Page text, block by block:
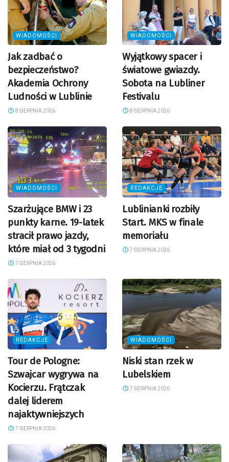
WIADOMOŚCI
Jak zadbać o
bezpieczeństwo?
Akademia Ochrony
Ludności w Lublinie
8 SIERPNIA 2026
WIADOMOŚCI
Wyjątkowy spacer i
światowe gwiazdy.
Sobota na Lubliner
Festivalu
8 SIERPNIA 2026
WIADOMOŚCI
Szarżujące BMW i 23
punkty karne. 19-latek
stracił prawo jazdy,
które miał od 3 tygodni
7 SIERPNIA 2026
REDAKCJE
Lublinianki rozbiły
Start. MKS w finale
memoriału
7 SIERPNIA 2026
REDAKCJE
Tour de Pologne:
Szwajcar wygrywa na
Kocierzu. Frątczak
dalej liderem
najaktywniejszych
7 SIERPNIA 2026
WIADOMOŚCI
Niski stan rzek w
Lubelskiem
7 SIERPNIA 2026